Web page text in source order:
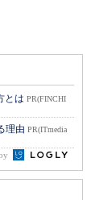
とは PR(FINCHI
理由 PR(ITmedia